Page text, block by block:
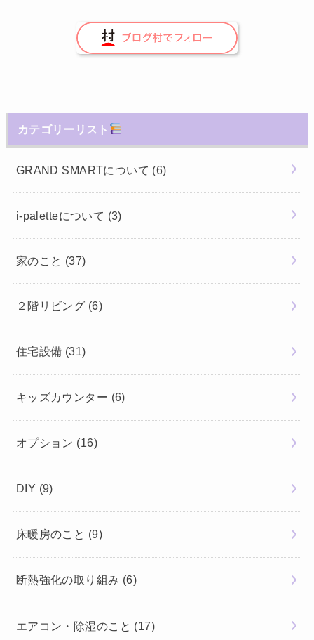
カテゴリーリスト
GRAND SMARTについて (6)
i-paletteについて (3)
家のこと (37)
２階リビング (6)
住宅設備 (31)
キッズカウンター (6)
オプション (16)
DIY (9)
床暖房のこと (9)
断熱強化の取り組み (6)
エアコン・除湿のこと (17)